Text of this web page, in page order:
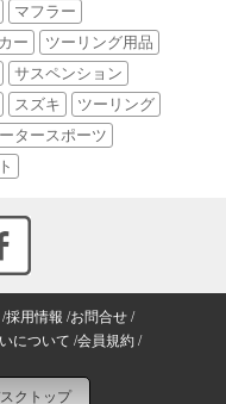
マフラー
ー
ツーリング用品
サスペンション
スズキ
ツーリング
タースポーツ
採用情報 お問合せ
について 会員規約
クトップ